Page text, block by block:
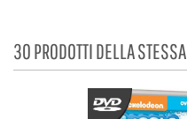
30 PRODOTTI DELLA